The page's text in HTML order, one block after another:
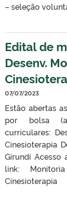
– seleção
Edital de
Desenv.
07/07/2023
Estão abertas
por bolsa
curriculares:
Cinesioterapia
Girundi Acesso
link:
Cinesioterapia